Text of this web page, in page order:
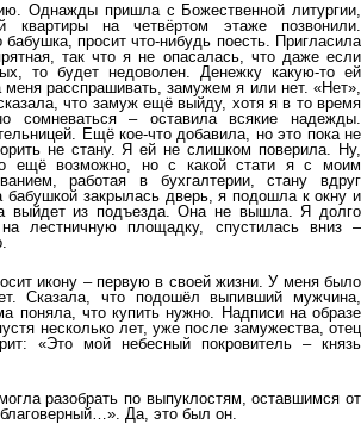
Однажды пришла с Божественной литургии,
на четвёртом этаже позвонили.
просит что-нибудь поесть. Пригласила
так что я не опасалась, что даже если
то будет недоволен. Денежку какую-то ей
расспрашивать, замужем я или нет. «Нет»,
что замуж ещё выйду, хотя я в то время
сомневаться – оставила всякие надежды.
Ещё кое-что добавила, но это пока не
не стану. Я ей не слишком поверила. Ну,
ещё возможно, но с какой стати я с моим
работая в бухгалтерии, стану вдруг
бабушкой закрылась дверь, я подошла к окну и
выйдет из подъезда. Она не вышла. Я долго
лестничную площадку, спустилась вниз –
икону – первую в своей жизни. У меня было
Сказала, что подошёл выпивший мужчина,
поняла, что купить нужно. Надписи на образе
несколько лет, уже после замужества, отец
«Это мой небесный покровитель – князь
разобрать по выпуклостям, оставшимся от
Да, это был он.